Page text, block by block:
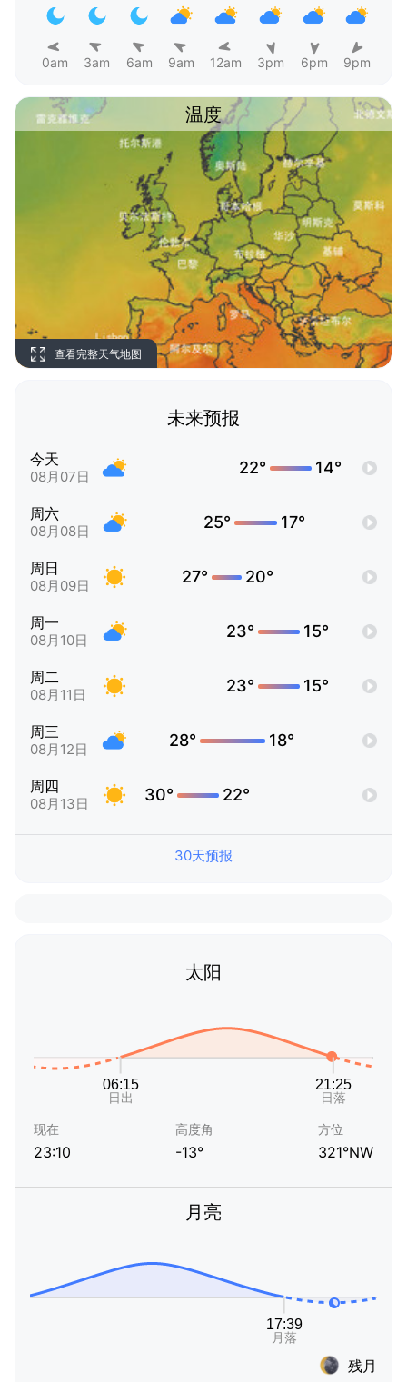
0am 3am 6am 9am 12am 3pm 6pm 9pm
温度
查看完整天气地图
未来预报
今天
08月07日 22° 14°
周六
08月08日 25° 17°
周日
08月09日 27° 20°
周一
08月10日 23° 15°
周二
08月11日 23° 15°
周三
08月12日 28° 18°
周四
08月13日 30° 22°
30天预报
太阳
现在
23:10
高度角
-13°
方位
321°NW
月亮
残月